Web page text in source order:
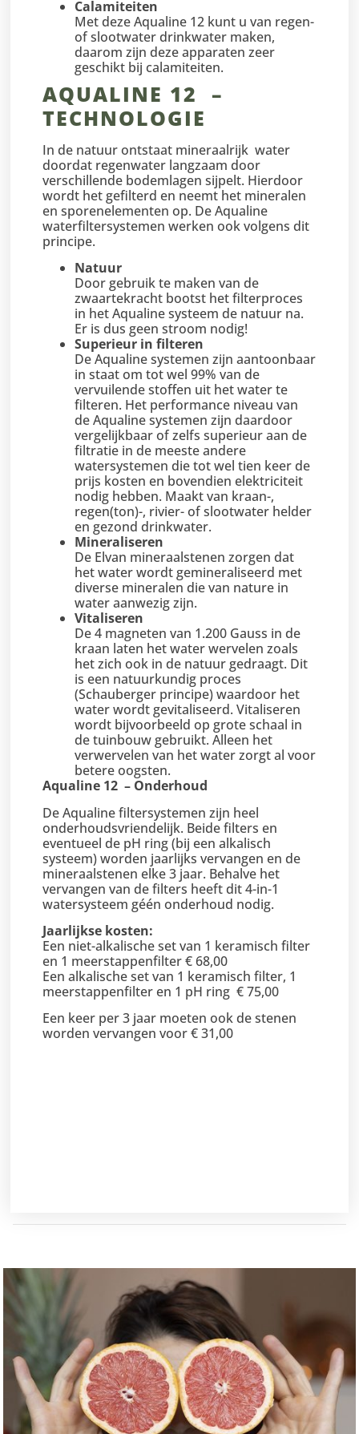
Calamiteiten
Met deze Aqualine 12 kunt u van regen-
of slootwater drinkwater maken,
daarom zijn deze apparaten zeer
geschikt bij calamiteiten.
AQUALINE 12 –
TECHNOLOGIE
In de natuur ontstaat mineraalrijk water
doordat regenwater langzaam door
verschillende bodemlagen sijpelt. Hierdoor
wordt het gefilterd en neemt het mineralen
en sporenelementen op. De Aqualine
waterfiltersystemen werken ook volgens dit
principe.
Natuur
Door gebruik te maken van de
zwaartekracht bootst het filterproces
in het Aqualine systeem de natuur na.
Er is dus geen stroom nodig!
Superieur in filteren
De Aqualine systemen zijn aantoonbaar
in staat om tot wel 99% van de
vervuilende stoffen uit het water te
filteren. Het performance niveau van
de Aqualine systemen zijn daardoor
vergelijkbaar of zelfs superieur aan de
filtratie in de meeste andere
watersystemen die tot wel tien keer de
prijs kosten en bovendien elektriciteit
nodig hebben. Maakt van kraan-,
regen(ton)-, rivier- of slootwater helder
en gezond drinkwater.
Mineraliseren
De Elvan mineraalstenen zorgen dat
het water wordt gemineraliseerd met
diverse mineralen die van nature in
water aanwezig zijn.
Vitaliseren
De 4 magneten van 1.200 Gauss in de
kraan laten het water wervelen zoals
het zich ook in de natuur gedraagt. Dit
is een natuurkundig proces
(Schauberger principe) waardoor het
water wordt gevitaliseerd. Vitaliseren
wordt bijvoorbeeld op grote schaal in
de tuinbouw gebruikt. Alleen het
verwervelen van het water zorgt al voor
betere oogsten.
Aqualine 12 – Onderhoud
De Aqualine filtersystemen zijn heel
onderhoudsvriendelijk. Beide filters en
eventueel de pH ring (bij een alkalisch
systeem) worden jaarlijks vervangen en de
mineraalstenen elke 3 jaar. Behalve het
vervangen van de filters heeft dit 4-in-1
watersysteem géén onderhoud nodig.
Jaarlijkse kosten:
Een niet-alkalische set van 1 keramisch filter
en 1 meerstappenfilter € 68,00
Een alkalische set van 1 keramisch filter, 1
meerstappenfilter en 1 pH ring € 75,00
Een keer per 3 jaar moeten ook de stenen
worden vervangen voor € 31,00